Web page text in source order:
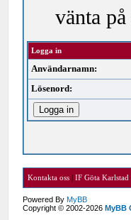
vänta
Logga in
Användarnamn:
Lösenord:
Kontakta oss |IF Göta Karlstad
Powered ByMyBB
Copyright © 2002-2026MyBB